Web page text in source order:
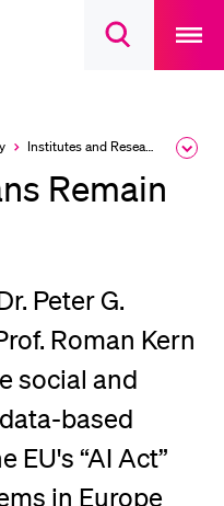
Open
main
Institutes and Research Units
Remain
Peter G.
Roman Kern
social and
based
EU's “AI Act”
in Europe
yet.